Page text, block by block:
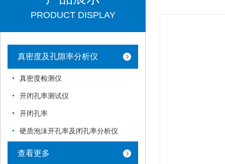
PRODUCT DISPLAY
真密度及孔隙率分析仪
真密度检测仪
开闭孔率测试仪
开闭孔率
硬质泡沫开孔率及闭孔率分析仪
查看更多